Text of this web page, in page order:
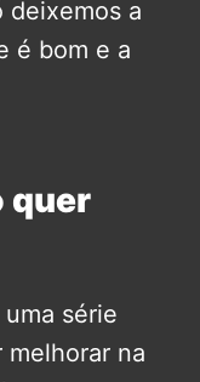
deixemos a
é bom e a
quer
série
melhorar na